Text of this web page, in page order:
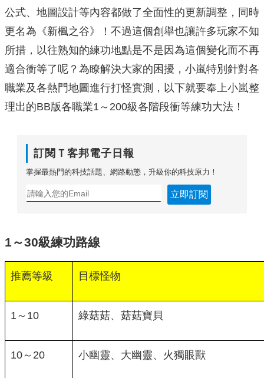
公式、地圖設計等內容都做了全面性的更新調整，同時
更名為《新楓之谷》！不過這個創舉也讓許多玩家不知
所措，以往熟知的練功地點是不是因為這個變化而不再
適合衝等了呢？為瞭解決大家的困擾，小嵐特別針對各
職業及各熱門地圖進行打怪實測，以下就要奉上小嵐整
理出的BB版各職業1～200級各階段衝等練功大法！
訂閱Ｔ客邦電子日報
掌握最熱門的科技話題、網路動態，升級你的科技原力！
立即訂閱
1～30級練功路線
推薦等級 目標怪物
1～10 綠菇菇、菇菇寶貝
10～20 小幽靈、大幽靈、火獨眼獸